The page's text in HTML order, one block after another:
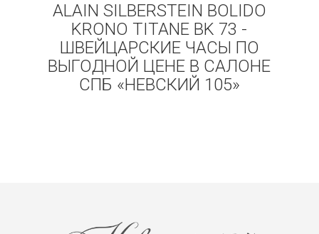
ALAIN SILBERSTEIN BOLIDO
KRONO TITANE BK 73 -
ШВЕЙЦАРСКИЕ ЧАСЫ ПО
ВЫГОДНОЙ ЦЕНЕ В САЛОНЕ
СПБ «НЕВСКИЙ 105»